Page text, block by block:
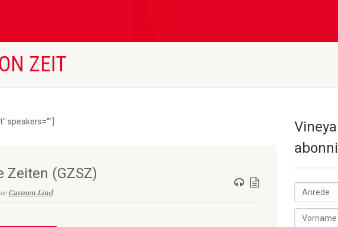
ZEIT
speakers=""]
Zeiten (GZSZ)
Carmen Lind